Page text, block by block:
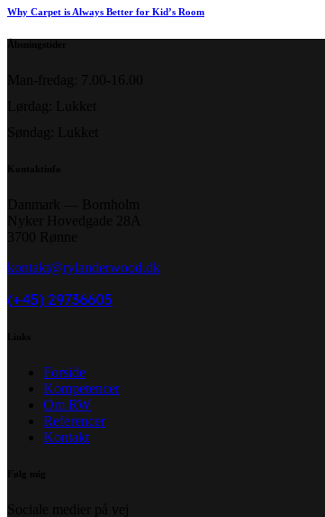
Why Carpet is Always Better for Kid’s Room
kontakt@rylanderwood.dk
(+45) 29736605
Forside
Kompetencer
Om RW
Referencer
Kontakt